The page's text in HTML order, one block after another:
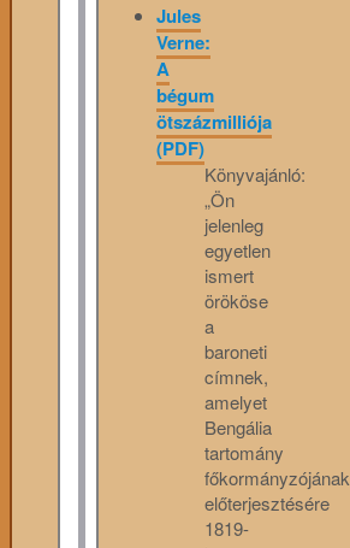
Jules
Verne:
A
bégum
ötszázmilliója
(PDF)
Könyvajánló:
„Ön
jelenleg
egyetlen
ismert
örököse
a
baroneti
címnek,
amelyet
Bengália
tartomány
főkormányzójának
előterjesztésére
1819-